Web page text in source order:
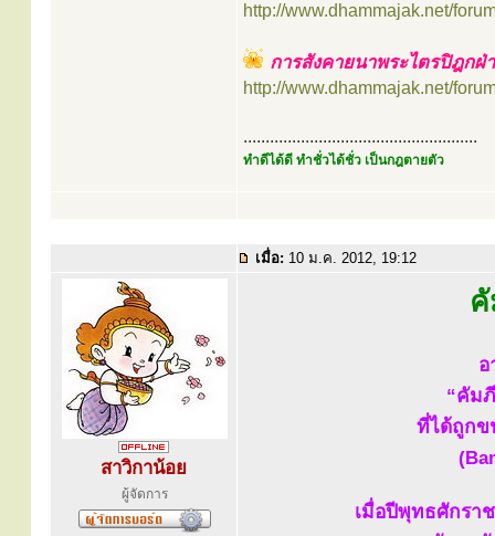
http://www.dhammajak.net/
การสังคายนาพระไตรปิฎกฝ่
http://www.dhammajak.net/
.....................................................
ทำดีได้ดี ทำชั่วได้ชั่ว เป็นกฎตายตัว
เมื่อ: 10 ม.ค. 2012, 19:12
สาวิกาน้อย
ผู้จัดการ
คั
อ
“คัม
ที่ได้ถูกข
เมื่อปีพุทธศักรา